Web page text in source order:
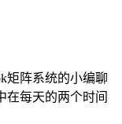
矩阵系统的小编聊
在每天的两个时间